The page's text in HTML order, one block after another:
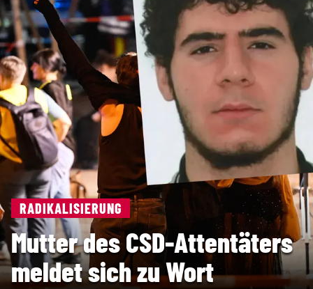
RADIKALISIERUNG
Mutter des CSD-Attentäters
meldet sich zu Wort